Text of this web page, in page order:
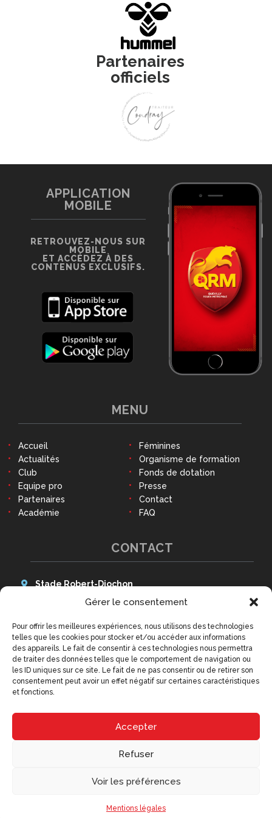
Gérer le consentement
Pour offrir les meilleures expériences, nous utilisons des technologies
telles que les cookies pour stocker et/ou accéder aux informations
des appareils. Le fait de consentir à ces technologies nous permettra
de traiter des données telles que le comportement de navigation ou
les ID uniques sur ce site. Le fait de ne pas consentir ou de retirer son
consentement peut avoir un effet négatif sur certaines caractéristiques
et fonctions.
Accepter
Refuser
Voir les préférences
Mentions légales
Partenaires
officiels
CONTACT
Stade Robert-Diochon
48 Avenue des Canadiens
Tél : 02 79 02 77 20
9h - 12h30 et 14h - 18h
(hors week-ends et jours fériés)
contact@qrm.fr
MENU
Accueil
Actualités
Club
Equipe pro
Partenaires
Académie
Féminines
Organisme de formation
Fonds de dotation
Presse
Contact
FAQ
APPLICATION
MOBILE
RETROUVEZ-NOUS SUR
MOBILE
ET ACCÉDEZ À DES
CONTENUS EXCLUSIFS.
Conditions générales de vente